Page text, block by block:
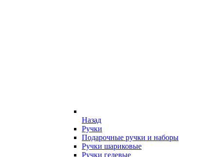
Назад
Ручки
Подарочные ручки и наборы
Ручки шариковые
Ручки гелевые